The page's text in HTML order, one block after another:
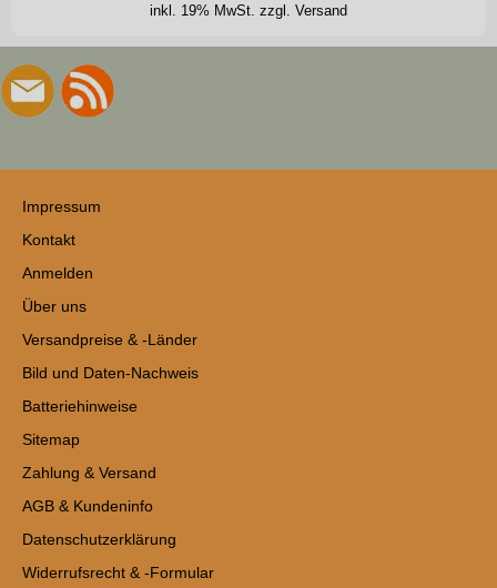
inkl. 19% MwSt. zzgl. Versand
Impressum
Kontakt
Anmelden
Über uns
Versandpreise & -Länder
Bild und Daten-Nachweis
Batteriehinweise
Sitemap
Zahlung & Versand
AGB & Kundeninfo
Datenschutzerklärung
Widerrufsrecht & -Formular